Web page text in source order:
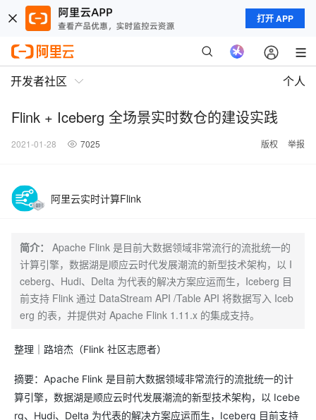
打开 APP
开发者社区 个人
Flink + Iceberg 全场景实时数仓的建设实践
2021-01-28 7025 版权 举报
阿里云实时计算Flink
简介：
Apache Flink 是目前大数据领域非常流行的流批统一的
计算引擎，数据湖是顺应云时代发展潮流的新型技术架构，以 I
ceberg、Hudi、Delta 为代表的解决方案应运而生，Iceberg 目
前支持 Flink 通过 DataStream API /Table API 将数据写入 Iceb
erg 的表，并提供对 Apache Flink 1.11.x 的集成支持。
整理｜路培杰（Flink 社区志愿者）
摘要：Apache Flink 是目前大数据领域非常流行的流批统一的计
算引擎，数据湖是顺应云时代发展潮流的新型技术架构，以 Icebe
rg、Hudi、Delta 为代表的解决方案应运而生，Iceberg 目前支持